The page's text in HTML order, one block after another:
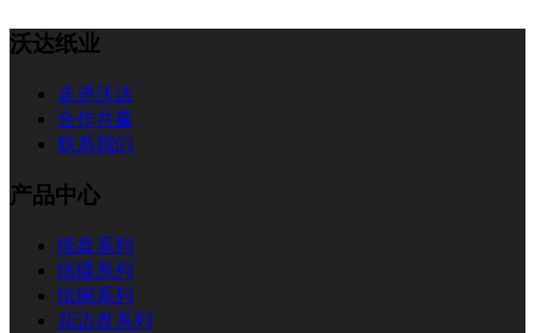
沃达纸业
走进沃达
合作共赢
联系我们
产品中心
纸盘系列
纸碟系列
纸碗系列
花边盘系列